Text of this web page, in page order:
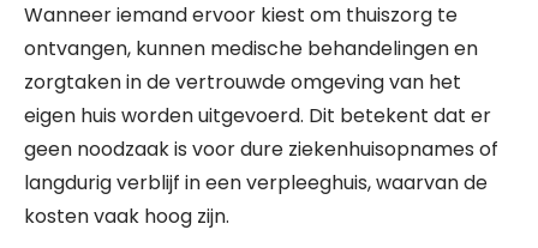
Wanneer iemand ervoor kiest om thuiszorg te
ontvangen, kunnen medische behandelingen en
zorgtaken in de vertrouwde omgeving van het
eigen huis worden uitgevoerd. Dit betekent dat er
geen noodzaak is voor dure ziekenhuisopnames of
langdurig verblijf in een verpleeghuis, waarvan de
kosten vaak hoog zijn.